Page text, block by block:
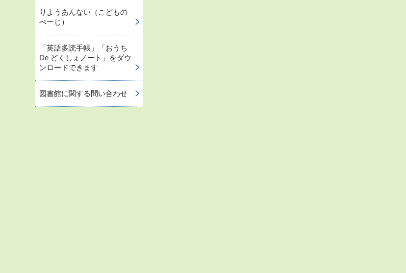
りようあんない（こどもの
ぺーじ）
「英語多読手帳」「おうち
De どくしょノート」をダウ
ンロードできます
図書館に関する問い合わせ